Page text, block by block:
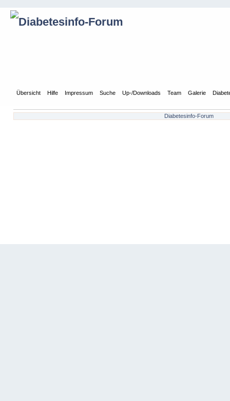
Übersicht Hilfe Impressum Suche Up-/Downloads Team Galerie
Diabetesinfo-Forum